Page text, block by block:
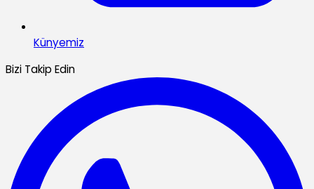
Künyemiz
Bizi Takip Edin